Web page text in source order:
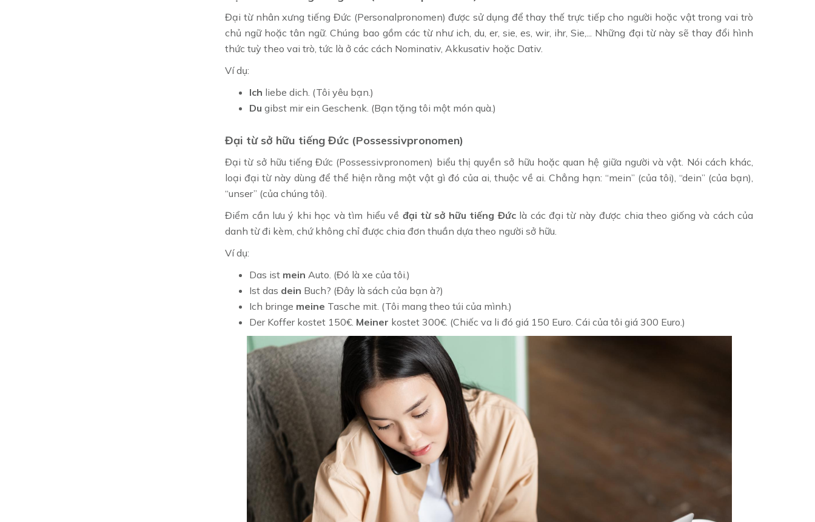
Đại từ nhân xưng tiếng Đức (Personalpronomen) được sử dụng để thay thế trực tiếp cho người hoặc vật trong vai trò
chủ ngữ hoặc tân ngữ. Chúng bao gồm các từ như ich, du, er, sie, es, wir, ihr, Sie,... Những đại từ này sẽ thay đổi hình
thức tuỳ theo vai trò, tức là ở các cách Nominativ, Akkusativ hoặc Dativ.
Ví dụ:
Ich liebe dich. (Tôi yêu bạn.)
Dugibst mir ein Geschenk. (Bạn tặng tôi một món quà.)
Đại từ sở hữu tiếng Đức (Possessivpronomen)
Đại từ sở hữu tiếng Đức (Possessivpronomen) biểu thị quyền sở hữu hoặc quan hệ giữa người và vật. Nói cách khác,
loại đại từ này dùng để thể hiện rằng một vật gì đó của ai, thuộc về ai. Chẳng hạn: “mein” (của tôi), “dein” (của bạn),
“unser” (của chúng tôi).
Điểm cần lưu ý khi học và tìm hiểu về đại từ sở hữu tiếng Đứclà các đại từ này được chia theo giống và cách của
danh từ đi kèm, chứ không chỉ được chia đơn thuần dựa theo người sở hữu.
Ví dụ:
Das ist meinAuto. (Đó là xe của tôi.)
Ist das dein Buch? (Đây là sách của bạn à?)
Ich bringe meine Tasche mit. (Tôi mang theo túi của mình.)
Der Koffer kostet 150€. Meiner kostet 300€. (Chiếc va li đó giá 150 Euro. Cái của tôi giá 300 Euro.)